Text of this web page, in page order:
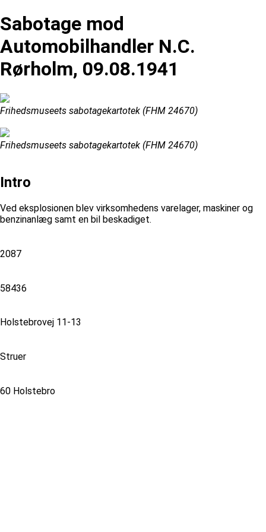
Sabotage mod
Automobilhandler N.C.
Rørholm, 09.08.1941
Frihedsmuseets sabotagekartotek (FHM 24670)
Frihedsmuseets sabotagekartotek (FHM 24670)
Intro
Ved eksplosionen blev virksomhedens varelager, maskiner og
benzinanlæg samt en bil beskadiget.
2087
58436
Holstebrovej 11-13
Struer
60 Holstebro